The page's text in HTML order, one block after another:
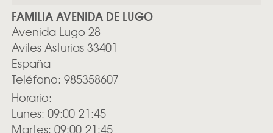
FAMILIA AVENIDA DE LUGO
Avenida Lugo 28
AvilesAsturias33401
España
Teléfono: 985358607
Horario:
Lunes: 09:00-21:45
Martes: 09:00-21:45